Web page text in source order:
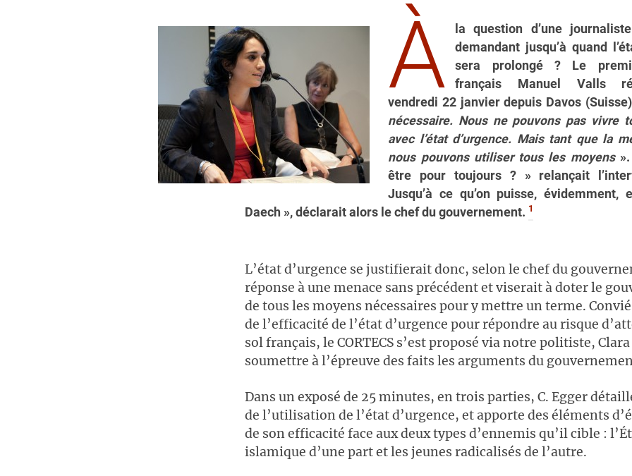
À
la question d’une
demandant jusqu’à quand
sera prolongé ? Le
français Manuel Valls
vendredi 22 janvier depuis Davos
nécessaire. Nous ne pouvons pas vivre
avec l’état d’urgence. Mais tant que la
nous pouvons utiliser tous les moyens».
être pour toujours ? » relançait
Jusqu’à ce qu’on puisse, évidemment,
Daech », déclarait alors le chef du gouvernement. 1
L’état d’urgence se justifierait donc, selon le chef du
réponse à une menace sans précédent et viserait à doter le
de tous les moyens nécessaires pour y mettre un terme.
de l’efficacité de l’état d’urgence pour répondre au risque
sol français, le CORTECS s’est proposé via notre politiste,
soumettre à l’épreuve des faits les arguments du
Dans un exposé de 25 minutes, en trois parties, C. Egger
de l’utilisation de l’état d’urgence, et apporte des éléments
de son efficacité face aux deux types d’ennemis qu’il cible :
islamique d’une part et les jeunes radicalisés de l’autre.